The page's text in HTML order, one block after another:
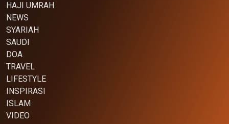
HAJI UMRAH
NEWS
SYARIAH
SAUDI
DOA
TRAVEL
LIFESTYLE
INSPIRASI
ISLAM
VIDEO